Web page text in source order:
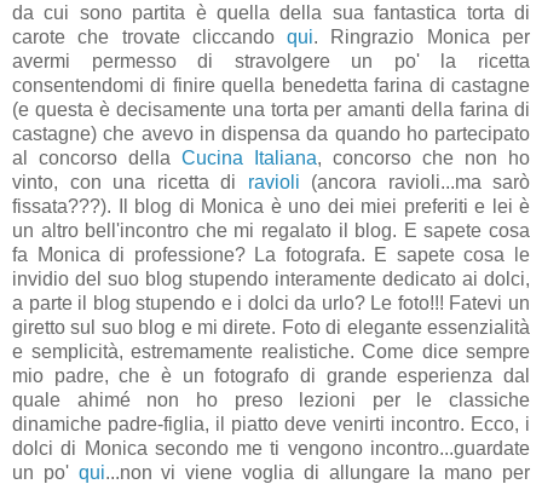
da cui sono partita è quella della sua fantastica torta di
carote che trovate cliccandoqui. Ringrazio Monica per
avermi permesso di stravolgere un po' la ricetta
consentendomi di finire quella benedetta farina di castagne
(e questa è decisamente una torta per amanti della farina di
castagne) che avevo in dispensa da quando ho partecipato
al concorso della Cucina Italiana, concorso che non ho
vinto, con una ricetta di ravioli (ancora ravioli...ma sarò
fissata???). Il blog di Monica è uno dei miei preferiti e lei è
un altro bell'incontro che mi regalato il blog. E sapete cosa
fa Monica di professione? La fotografa. E sapete cosa le
invidio del suo blog stupendo interamente dedicato ai dolci,
a parte il blog stupendo e i dolci da urlo? Le foto!!! Fatevi un
giretto sul suo blog e mi direte. Foto di elegante essenzialità
e semplicità, estremamente realistiche. Come dice sempre
mio padre, che è un fotografo di grande esperienza dal
quale ahimé non ho preso lezioni per le classiche
dinamiche padre-figlia, il piatto deve venirti incontro. Ecco, i
dolci di Monica secondo me ti vengono incontro...guardate
un po' qui...non vi viene voglia di allungare la mano per